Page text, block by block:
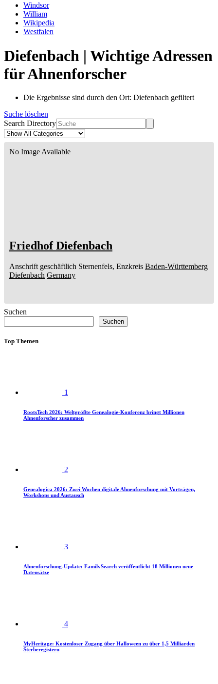
Windsor
William
Wikipedia
Westfalen
Diefenbach | Wichtige Adressen
für Ahnenforscher
Die Ergebnisse sind durch den Ort: Diefenbach gefiltert
Suche löschen
Search Directory
No Image Available
Friedhof Diefenbach
Anschrift geschäftlich Sternenfels, Enzkreis Baden-Württemberg
Diefenbach Germany
Suchen
Suchen
Top Themen
1
RootsTech 2026: Weltgrößte Genealogie-Konferenz bringt Millionen
Ahnenforscher zusammen
2
Genealogica 2026: Zwei Wochen digitale Ahnenforschung mit Vorträgen,
Workshops und Austausch
3
Ahnenforschung-Update: FamilySearch veröffentlicht 18 Millionen neue
Datensätze
4
MyHeritage: Kostenloser Zugang über Halloween zu über 1,5 Milliarden
Sterberegistern